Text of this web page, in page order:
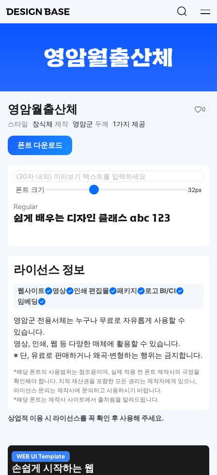
영암월출산체 0
스타일 장식체 제작 영암군 두께 1가지 제공
폰트 다운로드
폰트 크기 32px
Regular
쉽게 배우는 디자인 클래스 abc 123
라이선스 정보
웹사이트 영상 인쇄 편집물 패키지
로고 BI/CI
임베딩
영암군 전용서체는 누구나 무료로 자유롭게 사용할 수
있습니다.
영상, 인쇄, 웹 등 다양한 매체에 활용할 수 있습니다.
※ 단, 유료로 판매하거나 왜곡·변형하는 행위는 금지합니다.
*해당 폰트의 사용범위는 참조용이며, 실제 적용 전 폰트 제작사의 규정을
확인해야 합니다. 지적 재산권을 포함한 모든 권리는 제작자에게 있으니,
라이선스 문의는 제작사에 문의하고 사용하시기 바랍니다.
*해당 폰트는 제작사 사이트에서 출처됨을 알려드립니다.
상업적 이용 시 라이선스를 꼭 확인 후 사용해 주세요.
WEB UI Template
손쉽게 시작하는 웹